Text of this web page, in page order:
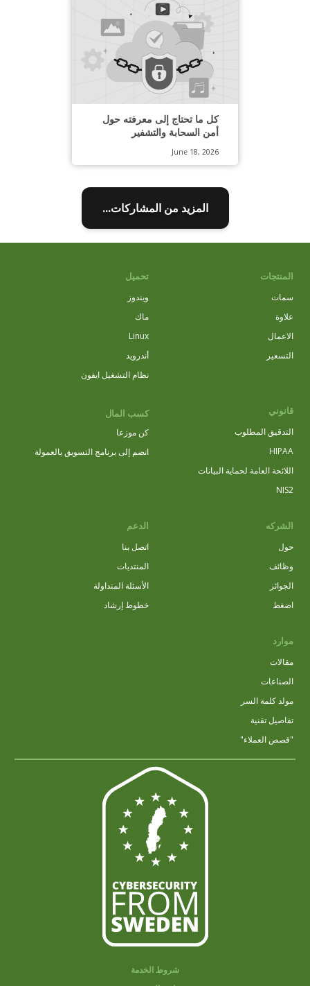
كل ما تحتاج إلى معرفته حول
أمن السحابة والتشفير
June 18, 2026
المزيد من المشاركات...
المنتجات
سمات
علاوة
الاعمال
التسعير
تحميل
ويندوز
ماك
Linux
أندرويد
نظام التشغيل ايفون
قانوني
التدقيق المطلوب
HIPAA
اللائحة العامة لحماية البيانات
NIS2
كسب المال
كن موزعا
انضم إلى برنامج التسويق بالعمولة
الشركه
حول
وظائف
الجوائز
اضغط
الدعم
اتصل بنا
المنتديات
الأسئلة المتداولة
خطوط إرشاد
موارد
مقالات
الصناعات
مولد كلمة السر
تفاصيل تقنية
"قصص العملاء"
شروط الخدمة